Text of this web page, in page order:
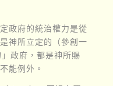
政府的統治權力是從
神所立定的（參創一
政府，都是神所賜
能例外。